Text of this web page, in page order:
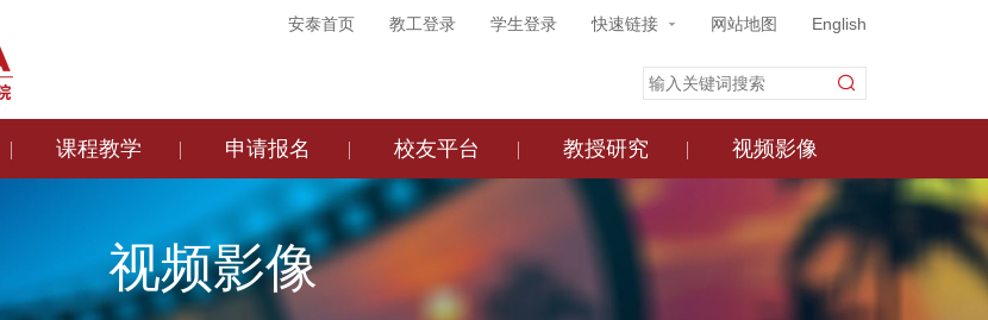
安泰首页 教工登录 学生登录 快速链接 网站地图 English
课程教学 申请报名 校友平台 教授研究 视频影像
视频影像